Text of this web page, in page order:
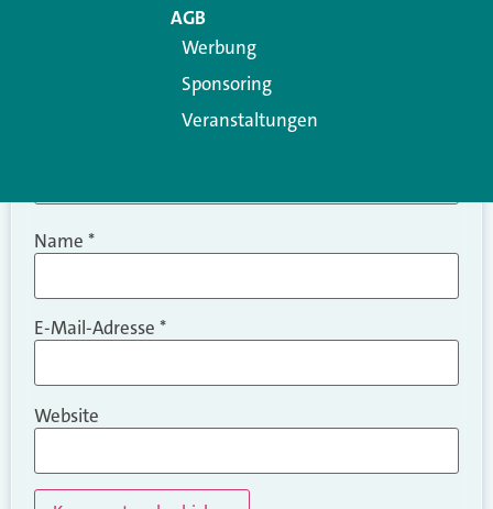
Name *
E-Mail-Adresse *
Website
AGB
Werbung
Sponsoring
Veranstaltungen